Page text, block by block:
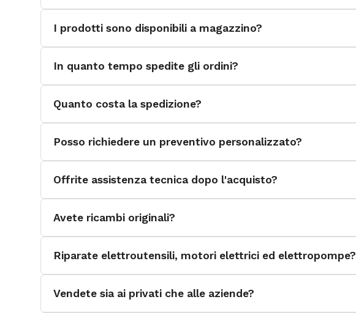
I prodotti sono disponibili a magazzino?
In quanto tempo spedite gli ordini?
Quanto costa la spedizione?
Posso richiedere un preventivo personalizzato?
Offrite assistenza tecnica dopo l'acquisto?
Avete ricambi originali?
Riparate elettroutensili, motori elettrici ed elettropompe?
Vendete sia ai privati che alle aziende?